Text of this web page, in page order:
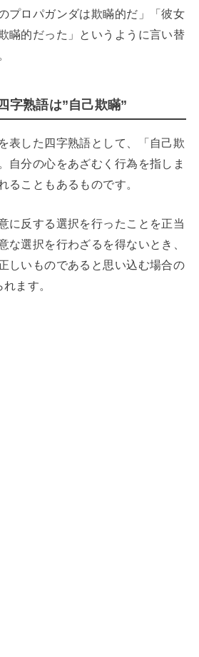
プロパガンダは欺瞞的だ」「彼女
瞞的だった」というように言い替
字熟語は”自己欺瞞”
表した四字熟語として、「自己欺
自分の心をあざむく行為を指しま
ることもあるものです。
に反する選択を行ったことを正当
な選択を行わざるを得ないとき、
しいものであると思い込む場合の
ます。